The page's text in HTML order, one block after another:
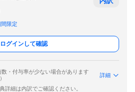
限定
ログインして確認
・付与率が少ない場合があります
詳細
詳細は内訳でご確認ください。